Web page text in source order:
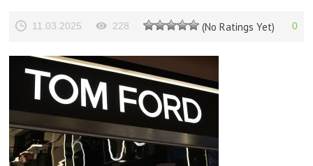
11.03.2025 228 (No Ratings Yet) 0